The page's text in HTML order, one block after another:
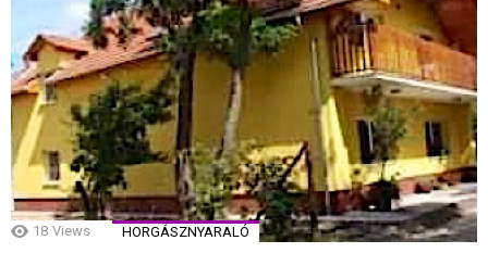
18 Views HORGÁSZNYARALÓ